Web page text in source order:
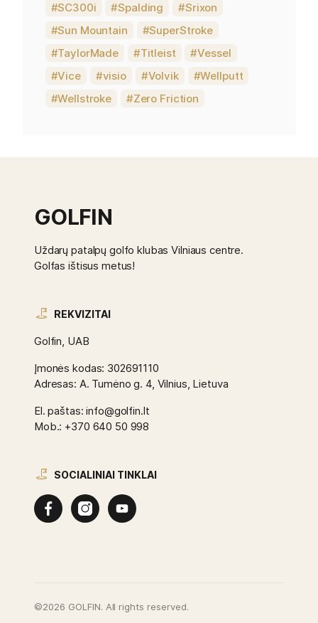
SC300i
Spalding
Srixon
Sun Mountain
SuperStroke
TaylorMade
Titleist
Vessel
Vice
visio Volvik
Wellputt
Wellstroke
Zero Friction
GOLFIN
Uždarų patalpų golfo klubas Vilniaus centre.
Golfas ištisus metus!
REKVIZITAI
Golfin, UAB
Įmonės kodas: 302691110
Adresas: A. Tumėno g. 4, Vilnius, Lietuva
El. paštas: info@golfin.lt
Mob.: +370 640 50 998
SOCIALINIAI TINKLAI
©2026 GOLFIN. All rights reserved.